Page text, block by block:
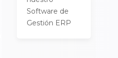
Software de
Gestión ERP